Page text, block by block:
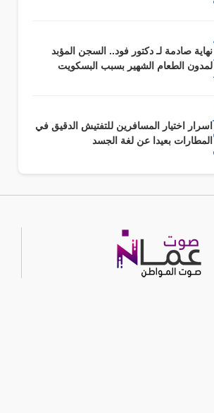
نهاية صادمة لـ دكتور فود.. السجن المؤبد
لمدون الطعام الشهير بسبب البسكويت
اسرار اختيار المسافرين للتفتيش الدقيق في
المطارات بعيدا عن لغة الجسد